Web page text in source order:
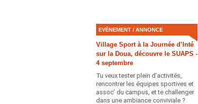
EVÈNEMENT / ANNONCE
Village Sport à la Journée d’Inté
sur la Doua, découvre le SUAPS -
4 septembre
Tu veux tester plein d’activités,
rencontrer les équipes sportives et
assoc’ du campus, et te challenger
dans une ambiance conviviale ?